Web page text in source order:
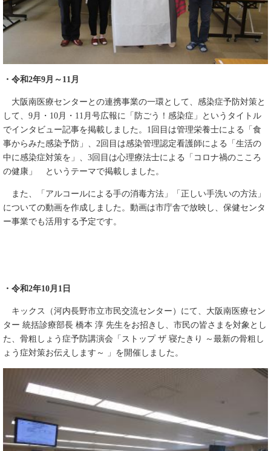
・令和2年9月～11月
大阪南医療センターとの連携事業の一環として、感染症予防対策と
して、9月・10月・11月号広報に「防ごう！感染症」というタイトル
でインタビュー記事を掲載しました。1回目は管理栄養士による「食
事からみた感染予防」、2回目は感染管理認定看護師による「生活の
中に感染症対策を」、3回目は心理療法士による「コロナ禍のこころ
の健康」 というテーマで掲載しました。
また、「アルコールによる手の消毒方法」「正しい手洗いの方法」
についての動画を作成しました。動画は市庁舎で放映し、保健センタ
ー事業でも活用する予定です。
・令和2年10月1日
キックス（河内長野市立市民交流センター）にて、大阪南医療セン
ター 統括診療部長 橋本 淳 先生をお招きし、市民の皆さまを対象とし
た、骨粗しょう症予防講演会「ストップ ザ 寝たきり ～最新の骨粗し
ょう症対策お伝えします～ 」を開催しました。